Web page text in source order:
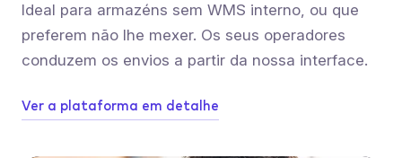
Ideal para armazéns sem WMS interno, ou que
preferem não lhe mexer. Os seus operadores
conduzem os envios a partir da nossa interface.
Ver a plataforma em detalhe